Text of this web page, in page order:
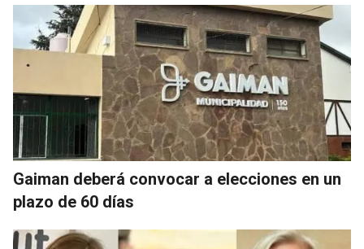
Gaiman deberá convocar a elecciones en un
plazo de 60 días